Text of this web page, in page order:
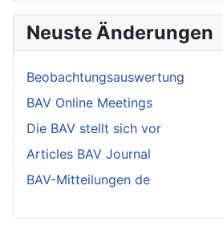
Neuste Änderungen
Beobachtungsauswertung
BAV Online Meetings
Die BAV stellt sich vor
Articles BAV Journal
BAV-Mitteilungen de